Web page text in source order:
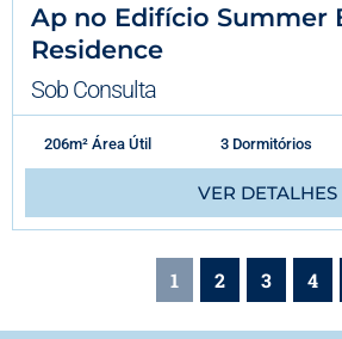
Ap no Edifício Summer
Residence
Sob Consulta
206m² Área Útil 3 Dormitórios
VER DETALHES
1 2 3 4